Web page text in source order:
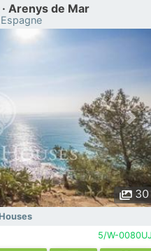
Arenys de Mar
30
5/W-